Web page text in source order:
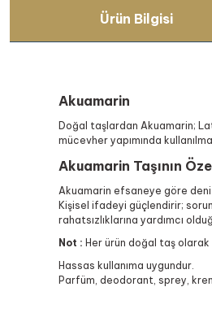
Ürün Bilgisi
Akuamarin
Doğal taşlardan Akuamarin;
mücevher yapımında
Akuamarin Taşının
Akuamarin efsaneye göre
Kişisel ifadeyi güçlendirir;
rahatsızlıklarına yardımcı
Not : Her ürün doğal taş
Hassas kullanıma uygundur.
Parfüm, deodorant, sprey,